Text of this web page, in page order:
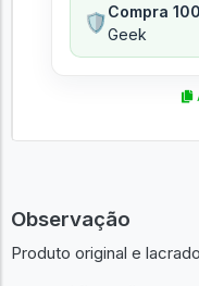
🛡️Compra
Geek
Observação
Produto original e